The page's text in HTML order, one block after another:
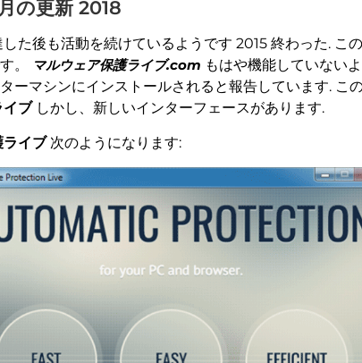
の更新 2018
た後も活動を続けているようです 2015 終わった. こ
。
マルウェア保護ライブ.com もはや機能していない
ーマシンにインストールされると報告しています. こ
イブしかし、新しいインターフェースがあります.
ライブ次のようになります: